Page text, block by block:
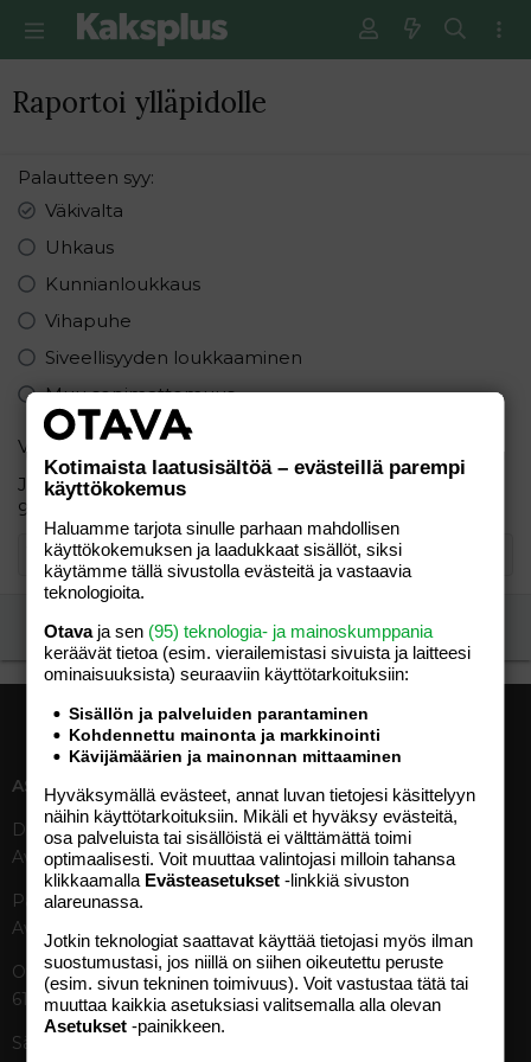
Raportoi ylläpidolle
Palautteen syy
Väkivalta
Uhkaus
Kunnianloukkaus
Vihapuhe
Siveellisyyden loukkaaminen
Muu sopimattomuus
Varmistus
Järjestä seuraavat numerot pienimmästä suurimpaan:
9 9 4
Ilmoita asiaton viesti
ASIAKASPALVELU
Digipalvelut (09) 156 6227
Avoinna ma–pe 8–19
Painettu lehti (09) 156 665
Avoinna ma–pe 8–19
Otavamedian vaihde (09) 156
61
Sähköposti (digi)
MEDIATIEDOT
Tekniset tiedot, aikataulut ja
ilmoitushinnat
Tietoa verkon kävijöistä
Avoimuusraportti
Käyttöehdot
TUOTTEET
Kotimaista laatusisältöä – evästeillä parempi
käyttökokemus
Haluamme tarjota sinulle parhaan mahdollisen
käyttökokemuksen ja laadukkaat sisällöt, siksi
käytämme tällä sivustolla evästeitä ja vastaavia
teknologioita.
Otavaja sen (95) teknologia- ja mainoskumppania
keräävät tietoa (esim. vierailemis­tasi sivuista ja laitteesi
ominaisuuk­sista) seuraaviin käyttötarkoituksiin:
Sisällön ja palveluiden parantaminen
Kohdennettu mainonta ja markkinointi
Kävijämäärien ja mainonnan mittaaminen
Hyväksymällä evästeet, annat luvan tietojesi käsittelyyn
näihin käyttötarkoituksiin. Mikäli et hyväksy evästeitä,
osa palveluista tai sisällöistä ei välttämättä toimi
optimaalisesti. Voit muuttaa valintojasi milloin tahansa
klikkaamalla Evästeasetukset -linkkiä sivuston
alareunassa.
Jotkin teknologiat saattavat käyttää tietojasi myös ilman
suostumustasi, jos niillä on siihen oikeutettu peruste
(esim. sivun tekninen toimivuus). Voit vastustaa tätä tai
muuttaa kaikkia asetuksiasi valitsemalla alla olevan
Asetukset -painikkeen.